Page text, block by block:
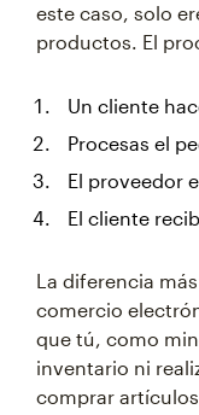
este caso, solo
productos. El
Un cliente
Procesas el
El proveedor
El cliente
La diferencia
comercio
que tú, como
inventario ni
comprar